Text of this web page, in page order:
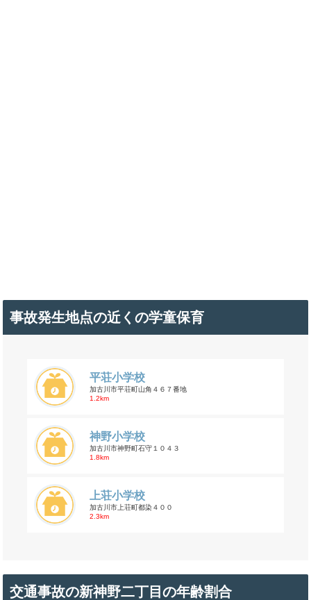
事故発生地点の近くの学童保育
平荘小学校
加古川市平荘町山角４６７番地
1.2km
神野小学校
加古川市神野町石守１０４３
1.8km
上荘小学校
加古川市上荘町都染４００
2.3km
交通事故の新神野二丁目の年齢割合